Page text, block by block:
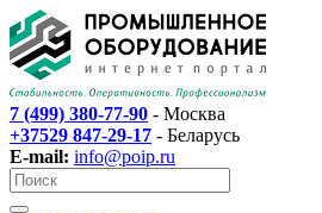
7 (499) 380-77-90 - Москва
+37529 847-29-17 - Беларусь
E-mail: info@poip.ru